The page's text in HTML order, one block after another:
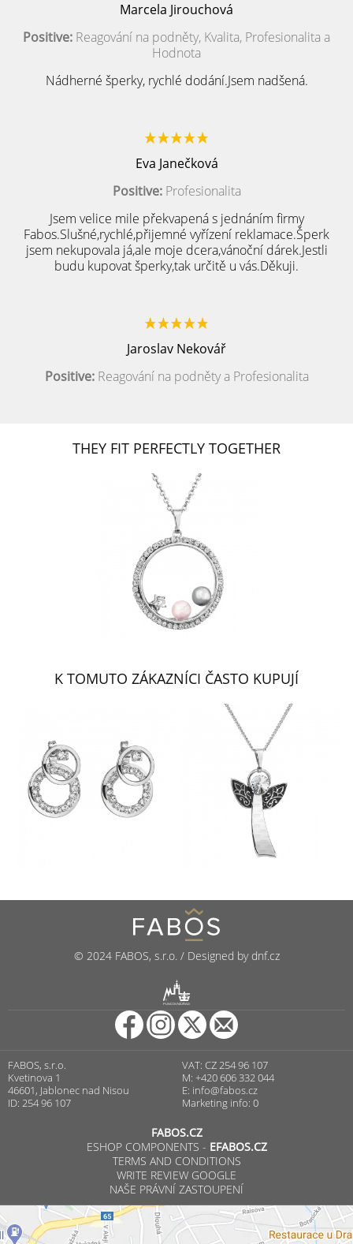
Marcela Jirouchová
Positive: Reagování na podněty, Kvalita, Profesionalita a
Hodnota
Nádherné šperky, rychlé dodání.Jsem nadšená.
Eva Janečková
Positive:Profesionalita
Jsem velice mile překvapená s jednáním firmy
Fabos.Slušné,rychlé,přijemné vyřízení reklamace.Šperk
jsem nekupovala já,ale moje dcera,vánoční dárek.Jestli
budu kupovat šperky,tak určitě u vás.Děkuji.
Jaroslav Nekovář
Positive:Reagování na podněty a Profesionalita
THEY FIT PERFECTLY TOGETHER
K TOMUTO ZÁKAZNÍCI ČASTO KUPUJÍ
© 2024 FABOS, s.r.o. / Designed by dnf.cz
PUNCOVNÍ ÚŘAD
FABOS, s.r.o.
Kvetinova 1
46601, Jablonec nad Nisou
ID: 254 96 107
VAT: CZ 254 96 107
M: +420 606 332 044
E: info@fabos.cz
Marketing info: 0
FABOS.CZ
ESHOP COMPONENTS - EFABOS.CZ
TERMS AND CONDITIONS
WRITE REVIEW GOOGLE
NAŠE PRÁVNÍ ZASTOUPENÍ